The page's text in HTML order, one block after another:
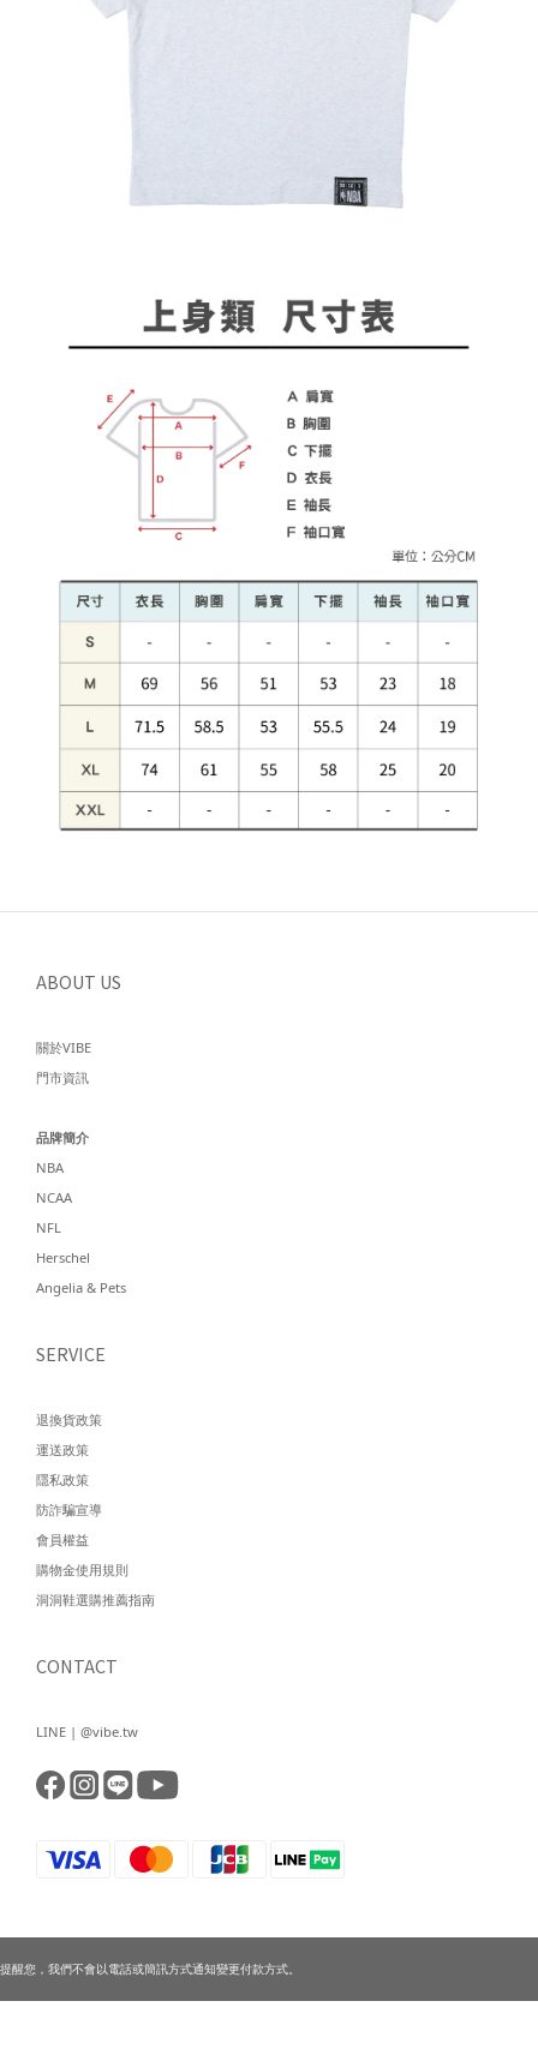
ABOUT US
關於VIBE
門市資訊
品牌簡介
NBA
NCAA
NFL
Herschel
Angelia & Pets
SERVICE
退換貨政策
運送政策
隱私政策
防詐騙宣導
會員權益
購物金使用規則
洞洞鞋選購推薦指南
CONTACT
LINE | @vibe.tw
提醒您，我們不會以電話或簡訊方式通知變更付款方式。